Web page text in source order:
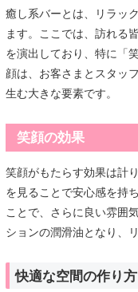
癒し系バーとは、リラッ
ます。ここでは、訪れる
を演出しており、特に「
顔は、お客さまとスタッ
生む大きな要素です。
笑顔の効果
笑顔がもたらす効果は計
を見ることで安心感を持
ことで、さらに良い雰囲
ションの潤滑油となり、
快適な空間の作り方